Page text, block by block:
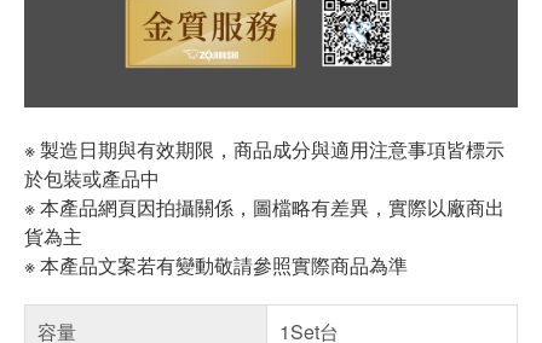
※ 製造日期與有效期限，商品成分與適用注意事項皆標示
於包裝或產品中
※ 本產品網頁因拍攝關係，圖檔略有差異，實際以廠商出
貨為主
※ 本產品文案若有變動敬請參照實際商品為準
容量
1Set台